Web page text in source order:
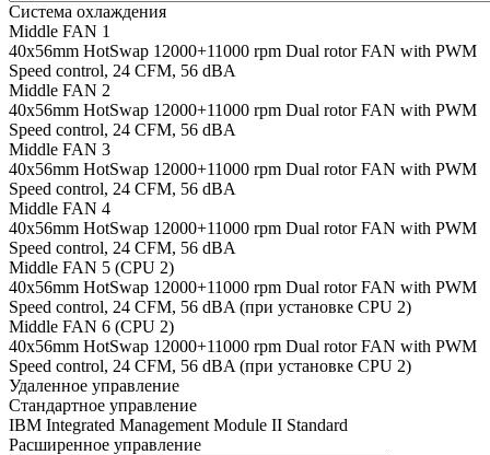
Система охлаждения
Middle FAN 1
40х56mm HotSwap 12000+11000 rpm Dual rotor FAN with PWM
Speed control, 24 CFM, 56 dBA
Middle FAN 2
40х56mm HotSwap 12000+11000 rpm Dual rotor FAN with PWM
Speed control, 24 CFM, 56 dBA
Middle FAN 3
40х56mm HotSwap 12000+11000 rpm Dual rotor FAN with PWM
Speed control, 24 CFM, 56 dBA
Middle FAN 4
40х56mm HotSwap 12000+11000 rpm Dual rotor FAN with PWM
Speed control, 24 CFM, 56 dBA
Middle FAN 5 (CPU 2)
40х56mm HotSwap 12000+11000 rpm Dual rotor FAN with PWM
Speed control, 24 CFM, 56 dBA (при установке CPU 2)
Middle FAN 6 (CPU 2)
40х56mm HotSwap 12000+11000 rpm Dual rotor FAN with PWM
Speed control, 24 CFM, 56 dBA (при установке CPU 2)
Удаленное управление
Стандартное управление
IBM Integrated Management Module II Standard
Расширенное управление